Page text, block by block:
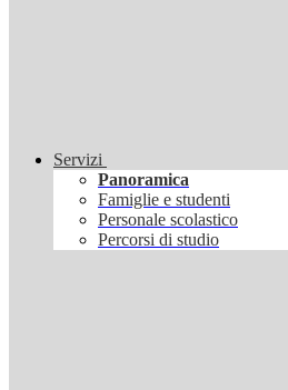
Servizi
Panoramica
Famiglie e studenti
Personale scolastico
Percorsi di studio